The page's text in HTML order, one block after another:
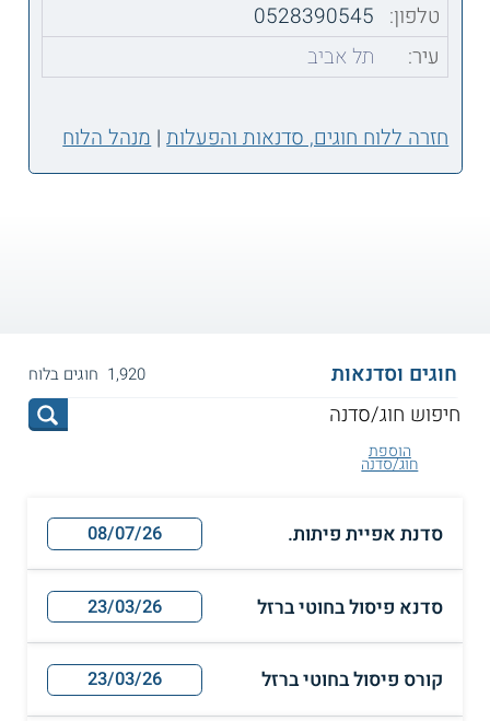
טלפון: 0528390545
עיר:
תל אביב
חזרה ללוח חוגים, סדנאות והפעלות|מנהל הלוח
חוגים וסדנאות 1,920 חוגים בלוח
הוספת
חוג/סדנה
סדנת אפיית פיתות. 08/07/26
סדנא פיסול בחוטי ברזל 23/03/26
קורס פיסול בחוטי ברזל 23/03/26